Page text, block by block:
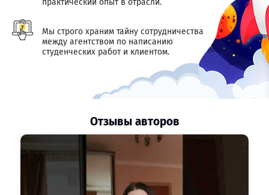
практический опыт в отрасли.
Мы строго храним тайну сотрудничества
между агентством по написанию
студенческих работ и клиентом.
Отзывы авторов